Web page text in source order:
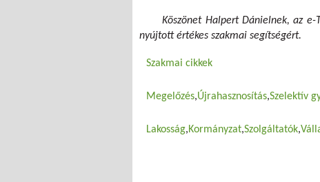
Köszönet Halpert Dánielnek, az
nyújtott értékes szakmai segítségért.
Szakmai cikkek
Megelőzés Újrahasznosítás Szelektív
Lakosság Kormányzat Szolgáltatók